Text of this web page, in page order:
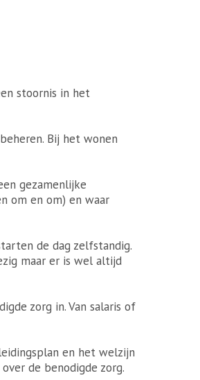
stoornis in het
Bij het wonen
gezamenlijke
om en om) en waar
de dag zelfstandig.
maar er is wel altijd
zorg in. Van salaris of
en het welzijn
de benodigde zorg.